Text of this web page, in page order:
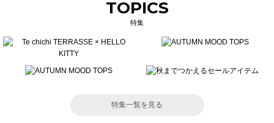
TOPICS
特集
特集一覧を見る